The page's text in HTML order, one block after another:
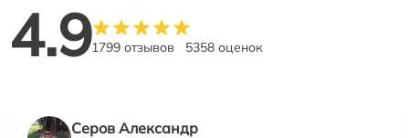
4.91799 отзывов 5358 оценок
Серов Александр